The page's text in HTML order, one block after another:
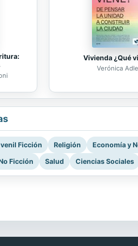
Vivienda ¿Qué
Verónica
Ficción Religión
Economía y
Ficción
Salud Ciencias Sociales